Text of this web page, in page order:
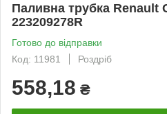
Паливна трубка Renault
223209278R
Готово до відправки
Код: 11981
Роздріб
558,18 ₴